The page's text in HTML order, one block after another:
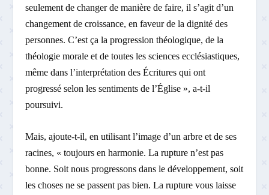
seulement de changer de manière de faire, il s’agit d’un
changement de croissance, en faveur de la dignité des
personnes. C’est ça la progression théologique, de la
théologie morale et de toutes les sciences ecclésiastiques,
même dans l’interprétation des Écritures qui ont
progressé selon les sentiments de l’Église », a-t-il
poursuivi.
Mais, ajoute-t-il, en utilisant l’image d’un arbre et de ses
racines, « toujours en harmonie. La rupture n’est pas
bonne. Soit nous progressons dans le développement, soit
les choses ne se passent pas bien. La rupture vous laisse